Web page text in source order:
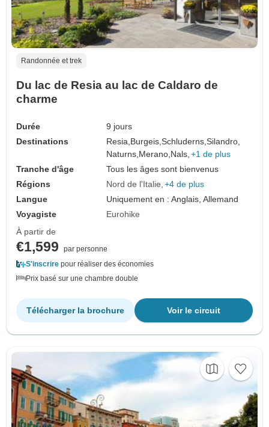
Randonnée et trek
Du lac de Resia au lac de Caldaro de
charme
Durée
9 jours
Destinations
Resia,Burgeis,Schluderns,Silandro,
Naturns,Merano,Nals, +1 de plus
Tranche d'âge
Tous les âges sont bienvenus
Régions
Nord de l'Italie +4 de plus
Langue
Uniquement en : Anglais, Allemand
Voyagiste
Eurohike
À partir de
€1,599
par personne
S'inscrire pour réaliser des économies
Prix basé sur une chambre double
Voir le circuit
Télécharger la brochure